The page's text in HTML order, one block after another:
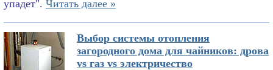
упадет". Читать далее »
Выбор системы отопления
загородного дома для чайников: дрова
vs газ vs электричество